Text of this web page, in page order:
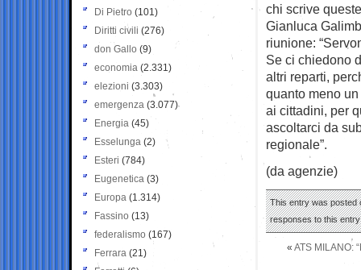
chi scrive
Gianluca
riunione:
Se ci chiedono
altri reparti,
quanto meno
ai cittadini, per
ascoltarci da
regionale”.
(da agenzie)
This entry was posted
responses to this
« ATS MILANO:
Di Pietro (101)
Diritti civili (276)
don Gallo (9)
economia (2.331)
elezioni (3.303)
emergenza (3.077)
Energia (45)
Esselunga (2)
Esteri (784)
Eugenetica (3)
Europa (1.314)
Fassino (13)
federalismo (167)
Ferrara (21)